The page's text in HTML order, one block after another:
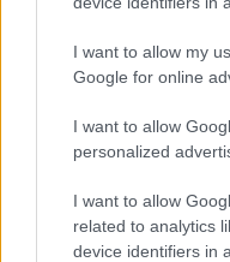
I want to allow my
Google for online
I want to allow
personalized
I want to allow
related to analytics
device identifiers in
tesz, de távol is tart
Még azok a
amelyekből végül
olyanok is. Mint
mozgólépcsőn;
elgurult rúzzsal,
Szerettem a fűben
találkozásokról is,
Tamást, ahogy félig